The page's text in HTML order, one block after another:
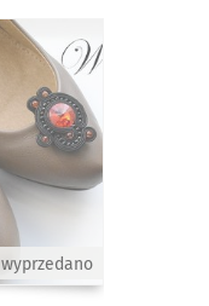
wyprzedano